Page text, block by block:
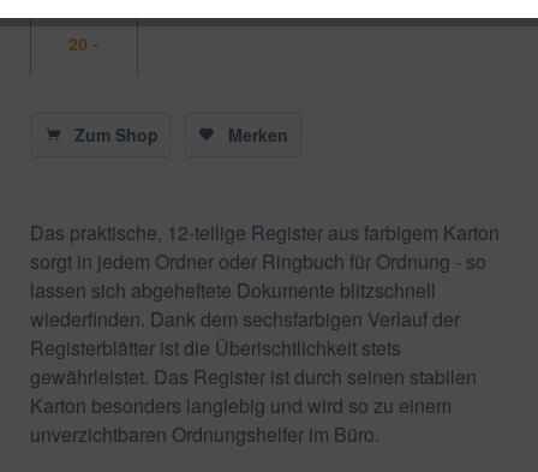
20 -
Verlauf
Zum Shop Merken
Das praktische, 12-teilige Register aus farbigem Karton
sorgt in jedem Ordner oder Ringbuch für Ordnung - so
lassen sich abgeheftete Dokumente blitzschnell
wiederfinden. Dank dem sechsfarbigen Verlauf der
Registerblätter ist die Überischtlichkeit stets
gewährleistet. Das Register ist durch seinen stabilen
Karton besonders langlebig und wird so zu einem
unverzichtbaren Ordnungshelfer im Büro.